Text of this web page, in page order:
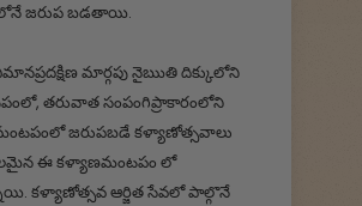
జరుప బడతాయి.
మార్గపు నైఋతి దిక్కులోని
తరువాత సంపంగిప్రాకారంలోని
జరుపబడే కళ్యాణోత్సవాలు
ఈ కళ్యాణమంటపం లో
కళ్యాణోత్సవ ఆర్జిత సేవలో పాల్గొనే